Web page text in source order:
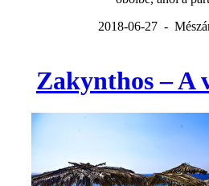
2018-06-27 -
Zakynthos – A